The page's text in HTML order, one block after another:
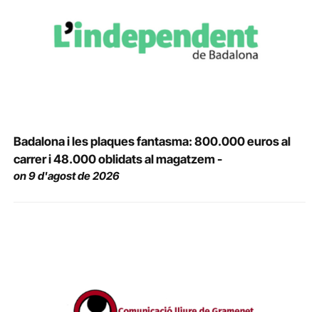
Badalona i les plaques fantasma: 800.000 euros al
carrer i 48.000 oblidats al magatzem -
on 9 d'agost de 2026